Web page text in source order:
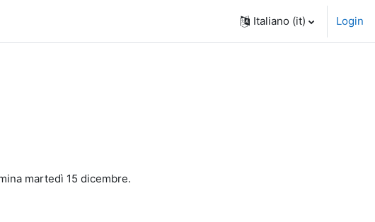
Italiano ‎(it)‎ Login
martedì 15 dicembre.